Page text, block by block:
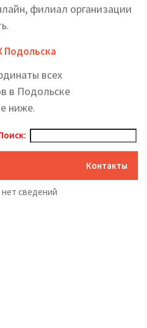
филиал организации
Подольска
всех
в Подольске
ниже.
Контакты
нет сведений